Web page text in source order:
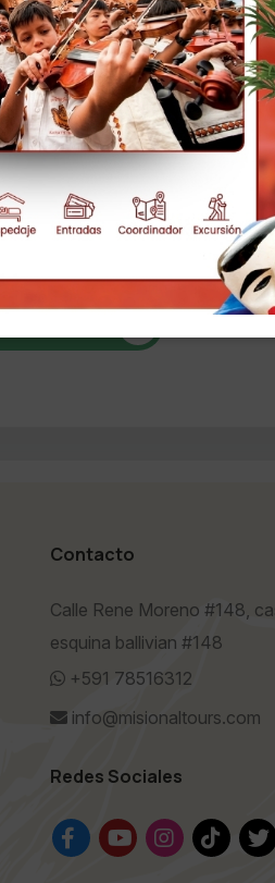
Fecha Fin del Tour*
Contacto
Calle Rene Moreno #148,
esquina ballivian #148
+591 78516312
info@misionaltours.com
Redes Sociales